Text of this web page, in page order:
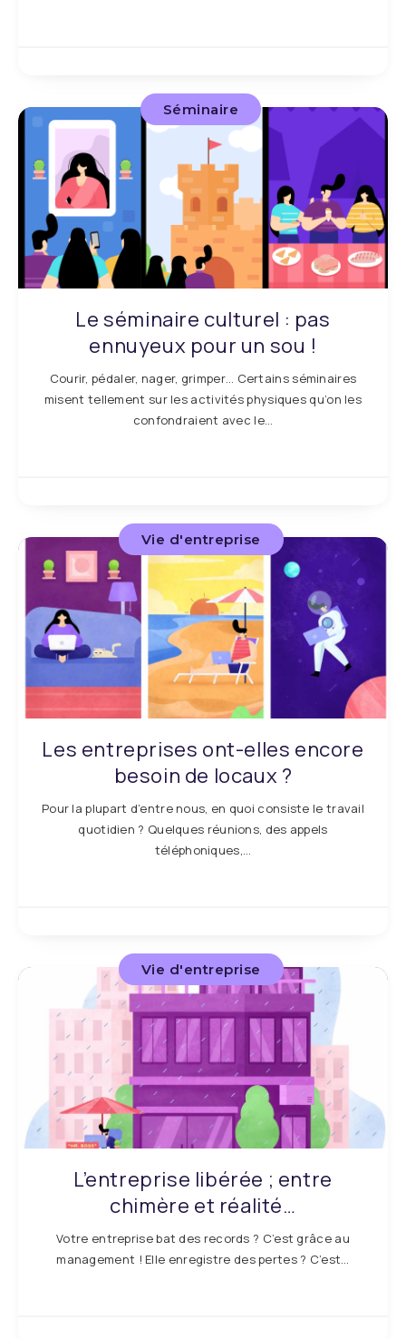
Séminaire
Le séminaire culturel : pas
ennuyeux pour un sou !
Courir, pédaler, nager, grimper… Certains séminaires
misent tellement sur les activités physiques qu’on les
confondraient avec le…
Vie d'entreprise
Les entreprises ont-elles encore
besoin de locaux ?
Pour la plupart d’entre nous, en quoi consiste le travail
quotidien ? Quelques réunions, des appels
téléphoniques,…
Vie d'entreprise
L’entreprise libérée ; entre
chimère et réalité…
Votre entreprise bat des records ? C’est grâce au
management ! Elle enregistre des pertes ? C’est…